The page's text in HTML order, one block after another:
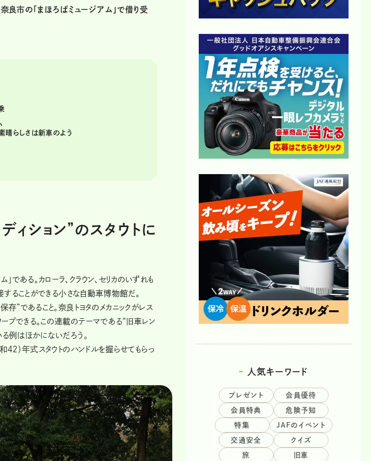
良市の「まほろばミュージアム」で借り受
晴らしさは新車のよう
ィション”のスタウトに
ある。カローラ、クラウン、セリカのいずれも
ることができる小さな自動車博物館だ。
”であること。奈良トヨタのメカニックがレス
プできる。この連載のテーマである“旧車レン
例はほかにないだろう。
）年式スタウトのハンドルを握らせてもらっ
人気キーワード
プレゼント 会員優待
会員特典 危険予知
特集 JAFのイベント
交通安全 クイズ
旅 旧車